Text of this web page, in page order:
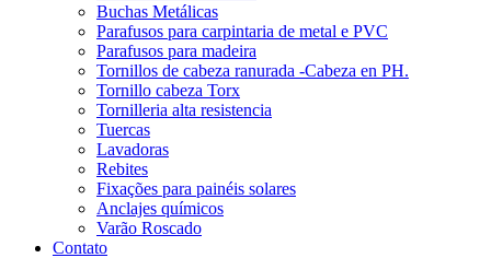
Buchas Metálicas
Parafusos para carpintaria de metal e PVC
Parafusos para madeira
Tornillos de cabeza ranurada -Cabeza en PH.
Tornillo cabeza Torx
Tornilleria alta resistencia
Tuercas
Lavadoras
Rebites
Fixações para painéis solares
Anclajes químicos
Varão Roscado
Contato